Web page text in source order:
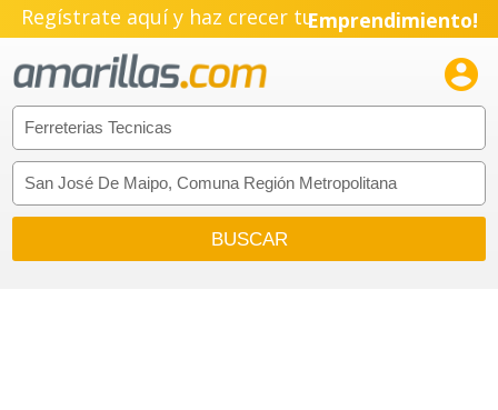
Regístrate aquí y haz crecer tuEmprendimiento!
